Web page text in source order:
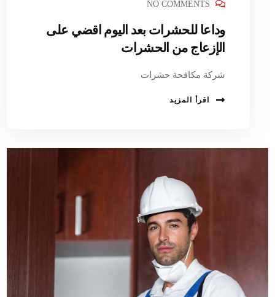
NO COMMENTS
وداعا للحشرات بعد اليوم اقضي على
الإزعاج من الحشرات
شركة مكافحة حشرات
اقرأ المزيد